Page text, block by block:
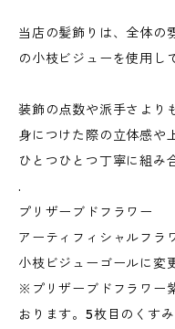
当店の髪飾りは、全体の
の小枝ビジューを使用し
装飾の点数や派手さより
身につけた際の立体感や
ひとつひとつ丁寧に組み
.
プリザーブドフラワー
アーティフィシャルフラ
小枝ビジューゴールに変
※プリザーブドフラワー
おります。5枚目のくす